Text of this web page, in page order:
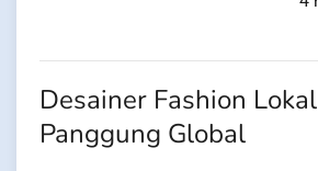
Desainer Fashion
Panggung Global